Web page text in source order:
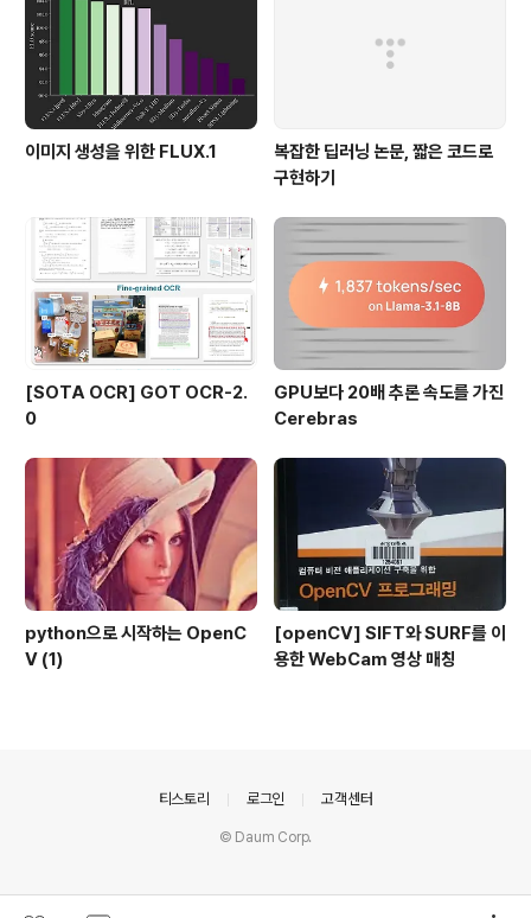
이미지 생성을 위한 FLUX.1
복잡한 딥러닝 논문, 짧은 코드로
구현하기
[SOTA OCR] GOT OCR-2.
0
GPU보다 20배 추론 속도를 가진
Cerebras
python으로 시작하는 OpenC
V (1)
[openCV] SIFT와 SURF를 이
용한 WebCam 영상 매칭
티스토리 로그인 고객센터
© Daum Corp.